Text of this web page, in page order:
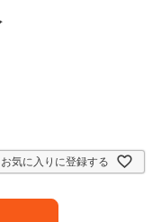
お気に入りに登録する